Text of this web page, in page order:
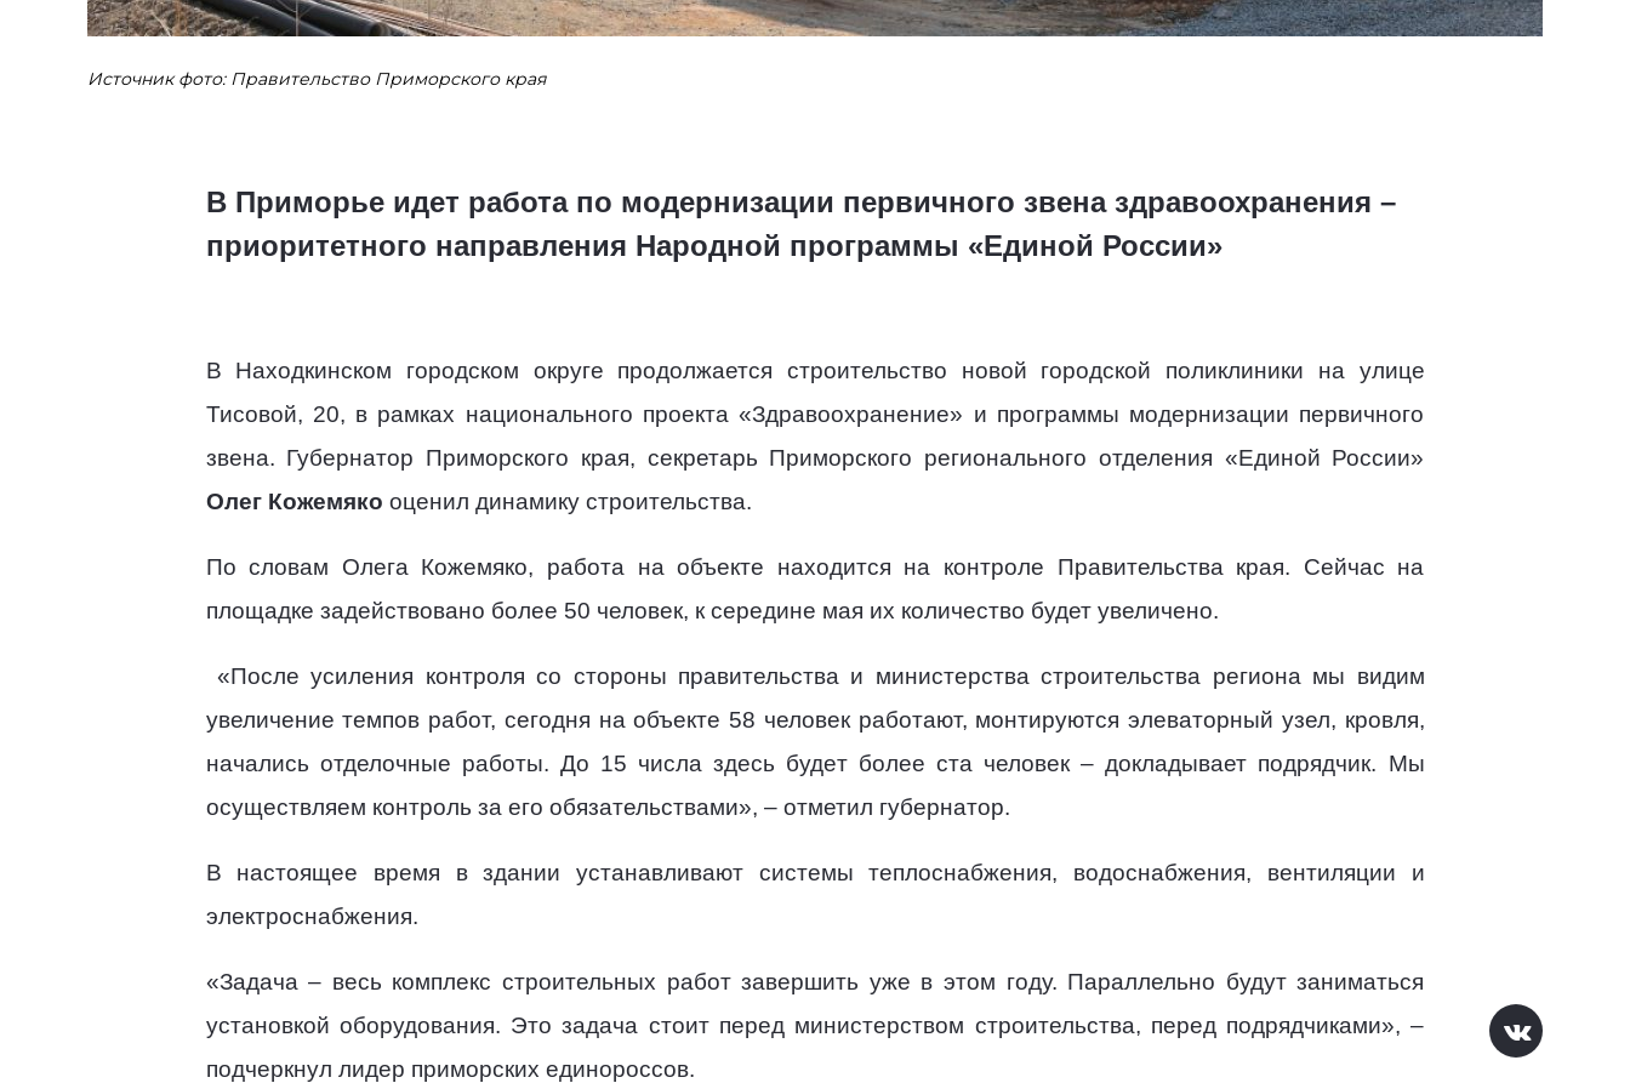
Источник фото: Правительство Приморского края
В Приморье идет работа по модернизации первичного звена здравоохранения –
приоритетного направления Народной программы «Единой России»
В Находкинском городском округе продолжается строительство новой городской поликлиники на улице
Тисовой, 20, в рамках национального проекта «Здравоохранение» и программы модернизации первичного
звена. Губернатор Приморского края, секретарь Приморского регионального отделения «Единой России»
Олег Кожемяко оценил динамику строительства.
По словам Олега Кожемяко, работа на объекте находится на контроле Правительства края. Сейчас на
площадке задействовано более 50 человек, к середине мая их количество будет увеличено.
«После усиления контроля со стороны правительства и министерства строительства региона мы видим
увеличение темпов работ, сегодня на объекте 58 человек работают, монтируются элеваторный узел, кровля,
начались отделочные работы. До 15 числа здесь будет более ста человек – докладывает подрядчик. Мы
осуществляем контроль за его обязательствами», – отметил губернатор.
В настоящее время в здании устанавливают системы теплоснабжения, водоснабжения, вентиляции и
электроснабжения.
«Задача – весь комплекс строительных работ завершить уже в этом году. Параллельно будут заниматься
установкой оборудования. Это задача стоит перед министерством строительства, перед подрядчиками», –
подчеркнул лидер приморских единороссов.